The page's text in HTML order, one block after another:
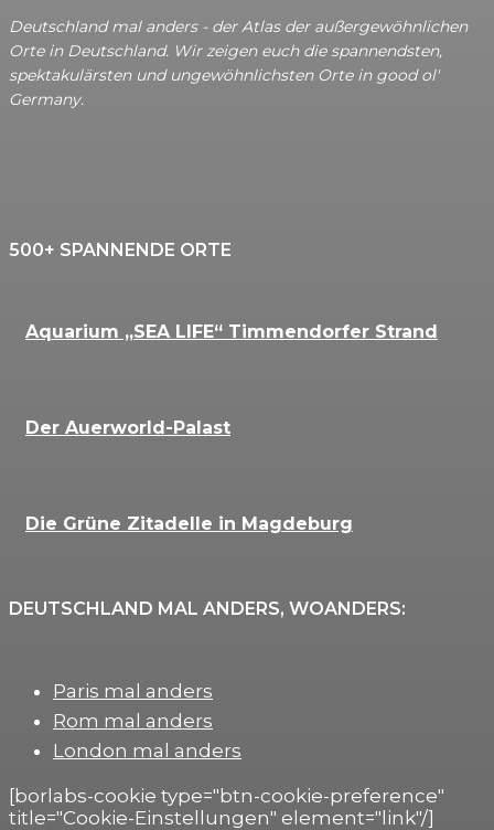
Deutschland mal anders - der Atlas der außergewöhnlichen
Orte in Deutschland. Wir zeigen euch die spannendsten,
spektakulärsten und ungewöhnlichsten Orte in good ol'
Germany.
500+ SPANNENDE ORTE
Aquarium „SEA LIFE“ Timmendorfer Strand
Der Auerworld-Palast
Die Grüne Zitadelle in Magdeburg
DEUTSCHLAND MAL ANDERS, WOANDERS:
Paris mal anders
Rom mal anders
London mal anders
[borlabs-cookie type="btn-cookie-preference"
title="Cookie-Einstellungen" element="link"/]